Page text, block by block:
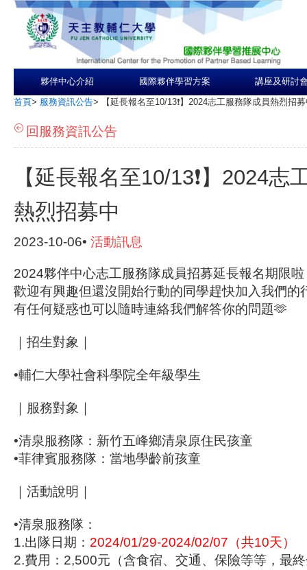
夥伴中心介紹 國際夥伴學習方案 講座及研討
首頁> 服務資訊公告> 【延長報名至10/13❗️】2024志工服務隊成員熱烈招
回服務資訊公告
【延長報名至10/13❗️】2024志
熱烈招募中
2023-10-06• 活動訊息
2024夥伴中心志工服務隊成員招募延長報名期限
歡迎有興趣但還沒開始行動的同學趕快加入我們的
有任何疑惑也可以隨時連絡我們解答你的問題🫶
｜招生對象｜
•輔仁大學社會科學院全年級學生
｜服務對象｜
•清泉服務隊：新竹五峰鄉清泉原住民孩童
•菲律賓服務隊：當地學齡前孩童
｜活動說明｜
•清泉服務隊：
1.出隊日期： 2024/01/29-2024/02/07 （共10天）
2.費用：2,500元（含食宿、交通、保險等等，最